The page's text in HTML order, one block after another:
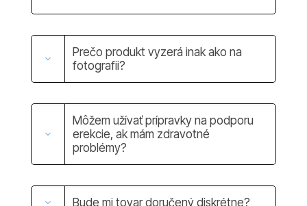
Prečo produkt vyzerá inak ako na
fotografii?
Môžem užívať prípravky na podporu
erekcie, ak mám zdravotné
problémy?
Bude mi tovar doručený diskrétne?